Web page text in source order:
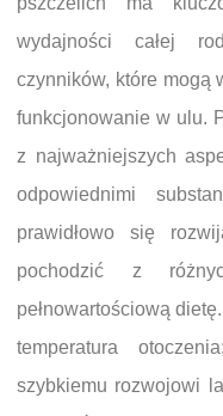
wydajności całej
czynników, które mogą
funkcjonowanie w ulu.
z najważniejszych
odpowiednimi
prawidłowo się
pochodzić z
pełnowartościową
temperatura
szybkiemu rozwojowi